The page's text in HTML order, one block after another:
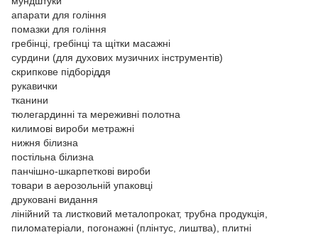
апарати для гоління
помазки для гоління
гребінці, гребінці та щітки масажні
сурдини (для духових музичних інструментів)
скрипкове підборіддя
рукавички
тканини
тюлегардинні та мереживні полотна
килимові вироби метражні
нижня білизна
постільна білизна
панчішно-шкарпеткові вироби
товари в аерозольній упаковці
друковані видання
лінійний та листковий металопрокат, трубна продукція,
пиломатеріали, погонажні (плінтус, лиштва), плитні